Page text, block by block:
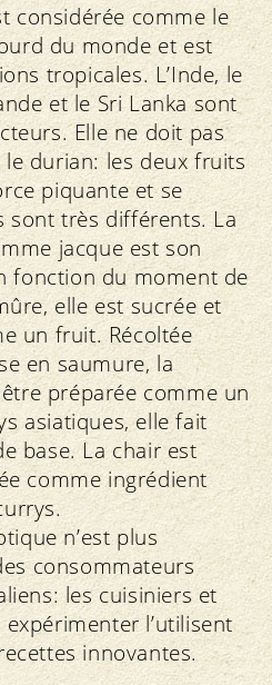
considérée comme le
du monde et est
tropicales. L’Inde, le
et le Sri Lanka sont
Elle ne doit pas
durian: les deux fruits
piquante et se
sont très différents. La
jacque est son
fonction du moment de
elle est sucrée et
un fruit. Récoltée
en saumure, la
préparée comme un
asiatiques, elle fait
base. La chair est
comme ingrédient
n’est plus
consommateurs
les cuisiniers et
l’utilisent
innovantes.